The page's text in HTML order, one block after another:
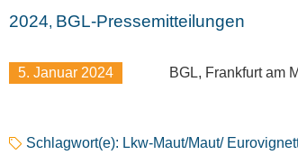
2024, BGL-Pressemitteilungen
5. Januar 2024 BGL, Frankfurt am
Schlagwort(e): Lkw-Maut/Maut/